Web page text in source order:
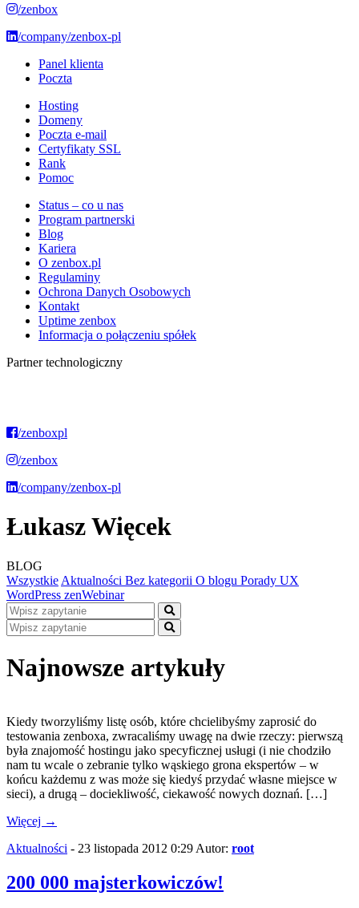
/zenbox
/company/zenbox-pl
Panel klienta
Poczta
Hosting
Domeny
Poczta e-mail
Certyfikaty SSL
Rank
Pomoc
Status – co u nas
Program partnerski
Blog
Kariera
O zenbox.pl
Regulaminy
Ochrona Danych Osobowych
Kontakt
Uptime zenbox
Informacja o połączeniu spółek
Partner technologiczny
/zenboxpl
/zenbox
/company/zenbox-pl
Łukasz Więcek
BLOG
Wszystkie Aktualności Bez kategorii O blogu Porady UX
WordPress zenWebinar
Najnowsze artykuły
Kiedy tworzyliśmy listę osób, które chcielibyśmy zaprosić do
testowania zenboxa, zwracaliśmy uwagę na dwie rzeczy: pierwszą
była znajomość hostingu jako specyficznej usługi (i nie chodziło
nam tu wcale o zebranie tylko wąskiego grona ekspertów – w
końcu każdemu z was może się kiedyś przydać własne miejsce w
sieci), a drugą – dociekliwość, ciekawość nowych doznań. […]
Więcej →
Aktualności - 23 listopada 2012 0:29 Autor: root
200 000 majsterkowiczów!